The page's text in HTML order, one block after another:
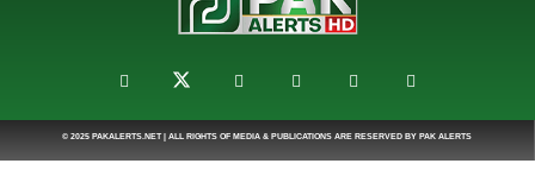
© 2025 PAKALERTS.NET| ALL RIGHTS OF MEDIA & PUBLICATIONS ARE RESERVED BY PAK ALERTS